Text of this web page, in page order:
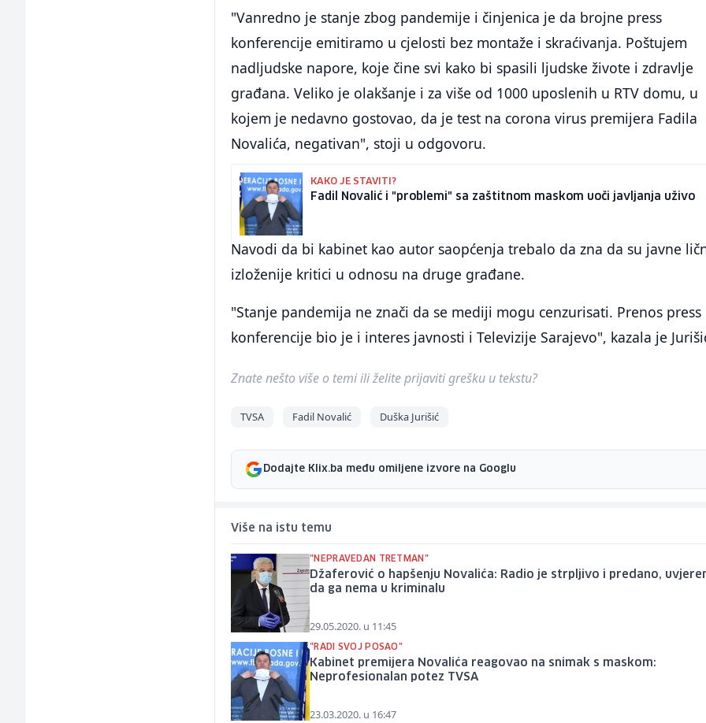
"Vanredno je stanje zbog pandemije i činjenica je da brojne press
konferencije emitiramo u cjelosti bez montaže i skraćivanja. Poštujem
nadljudske napore, koje čine svi kako bi spasili ljudske živote i zdravlje
građana. Veliko je olakšanje i za više od 1000 uposlenih u RTV domu, u
kojem je nedavno gostovao, da je test na corona virus premijera Fadila
Novalića, negativan", stoji u odgovoru.
KAKO JE STAVITI?
Fadil Novalić i "problemi" sa zaštitnom maskom uoči javljanja uživo
Navodi da bi kabinet kao autor saopćenja trebalo da zna da su javne
izloženije kritici u odnosu na druge građane.
"Stanje pandemija ne znači da se mediji mogu cenzurisati. Prenos press
konferencije bio je i interes javnosti i Televizije Sarajevo", kazala je
Znate nešto više o temi ili želite prijaviti grešku u tekstu?
TVSA Fadil Novalić Duška Jurišić
Dodajte Klix.ba među omiljene izvore na Googlu
Više na istu temu
"NEPRAVEDAN TRETMAN"
Džaferović o hapšenju Novalića: Radio je strpljivo i predano,
da ga nema u kriminalu
29.05.2020. u 11:45
"RADI SVOJ POSAO"
Kabinet premijera Novalića reagovao na snimak s maskom:
Neprofesionalan potez TVSA
23.03.2020. u 16:47